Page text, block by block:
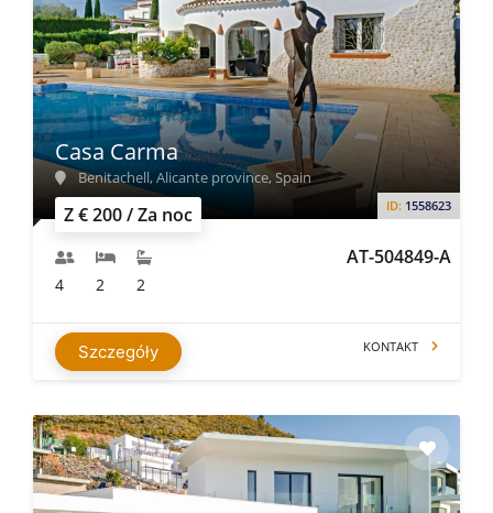
Z € 200 / Za noc ID: 1558623
AT-504849-A
Casa Carma
Benitachell, Alicante province, Spain
4 2 2
Szczegóły KONTAKT